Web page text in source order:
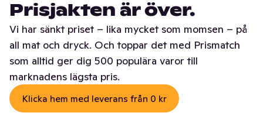
Prisjakten är över.
Vi har sänkt priset – lika mycket som momsen – på
all mat och dryck. Och toppar det med Prismatch
som alltid ger dig 500 populära varor till
marknadens lägsta pris.
Klicka hem med leverans från 0 kr